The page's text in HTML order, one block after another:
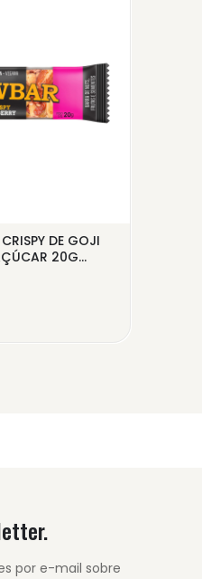
DE GOJI
20G...
por e-mail sobre